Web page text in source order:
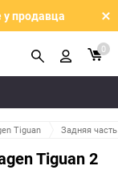
у продавца
0
Tiguan Задняя часть
Tiguan 2